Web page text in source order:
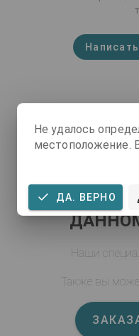
Наши
Также вы
Не удалось
местоположение.
ДА. ВЕРНО